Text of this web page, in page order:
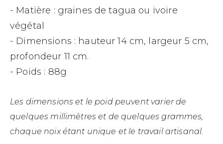
- Matière : graines de tagua ou ivoire
végétal
- Dimensions : hauteur 14 cm, largeur 5 cm,
profondeur 11 cm.
- Poids : 88g
Les dimensions et le poid peuvent varier de
quelques millimètres et de quelques grammes,
chaque noix étant unique et le travail artisanal.